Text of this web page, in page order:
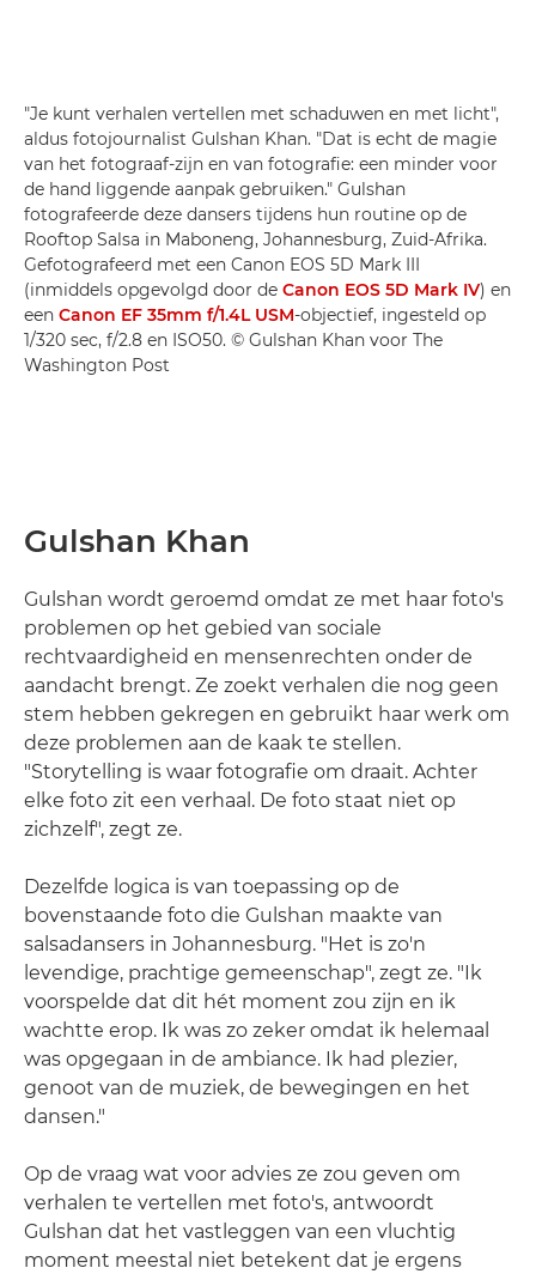
"Je kunt verhalen vertellen met schaduwen en met licht",
aldus fotojournalist Gulshan Khan. "Dat is echt de magie
van het fotograaf-zijn en van fotografie: een minder voor
de hand liggende aanpak gebruiken." Gulshan
fotografeerde deze dansers tijdens hun routine op de
Rooftop Salsa in Maboneng, Johannesburg, Zuid-Afrika.
Gefotografeerd met een Canon EOS 5D Mark III
(inmiddels opgevolgd door de Canon EOS 5D Mark IV) en
een Canon EF 35mm f/1.4L USM-objectief, ingesteld op
1/320 sec, f/2.8 en ISO50. © Gulshan Khan voor The
Washington Post
Gulshan Khan
Gulshan wordt geroemd omdat ze met haar foto's
problemen op het gebied van sociale
rechtvaardigheid en mensenrechten onder de
aandacht brengt. Ze zoekt verhalen die nog geen
stem hebben gekregen en gebruikt haar werk om
deze problemen aan de kaak te stellen.
"Storytelling is waar fotografie om draait. Achter
elke foto zit een verhaal. De foto staat niet op
zichzelf", zegt ze.
Dezelfde logica is van toepassing op de
bovenstaande foto die Gulshan maakte van
salsadansers in Johannesburg. "Het is zo'n
levendige, prachtige gemeenschap", zegt ze. "Ik
voorspelde dat dit hét moment zou zijn en ik
wachtte erop. Ik was zo zeker omdat ik helemaal
was opgegaan in de ambiance. Ik had plezier,
genoot van de muziek, de bewegingen en het
dansen."
Op de vraag wat voor advies ze zou geven om
verhalen te vertellen met foto's, antwoordt
Gulshan dat het vastleggen van een vluchtig
moment meestal niet betekent dat je ergens